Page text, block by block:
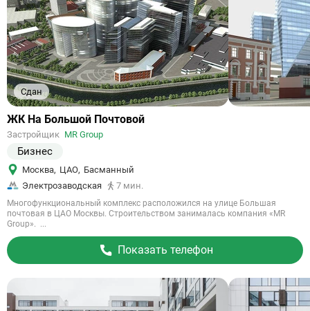
Сдан
Ссылка
объект
ЖК На Большой Почтовой
Застройщик MR Group
Бизнес
Москва, ЦАО, Басманный
Электрозаводская
7 мин.
Многофункциональный комплекс расположился на улице Большая
почтовая в ЦАО Москвы. Строительством занималась компания «MR
Group». ...
Показать телефон